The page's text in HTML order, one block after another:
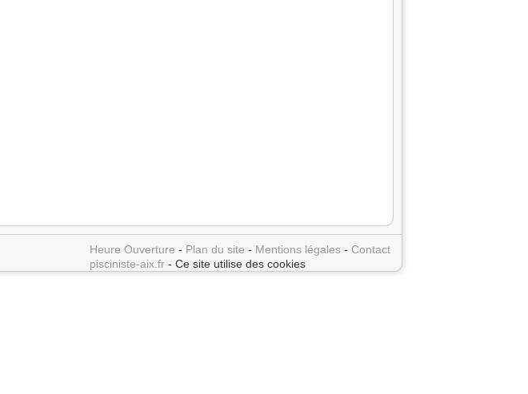
Heure Ouverture - Plan du site - Mentions légales - Contact
pisciniste-aix.fr - Ce site utilise des cookies